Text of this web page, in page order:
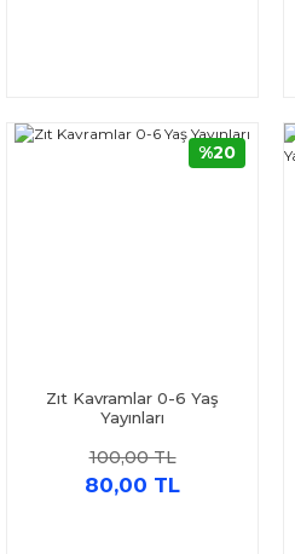
Zıt Kavramlar 0-6 Yaş
Yayınları
100,00 TL
80,00 TL
%20